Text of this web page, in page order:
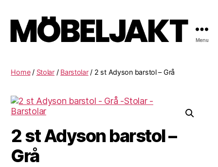
Menu
Home/ Stolar/ Barstolar/ 2 st Adyson barstol – Grå
2 st Adyson barstol –
Grå